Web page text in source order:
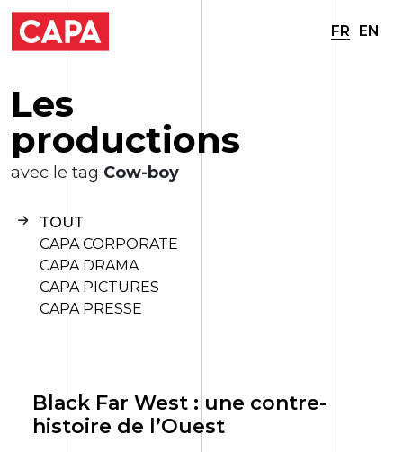
FR EN
Les
productions
avec le tag Cow-boy
TOUT
CAPA CORPORATE
CAPA DRAMA
CAPA PICTURES
CAPA PRESSE
Black Far West : une contre-
histoire de l’Ouest